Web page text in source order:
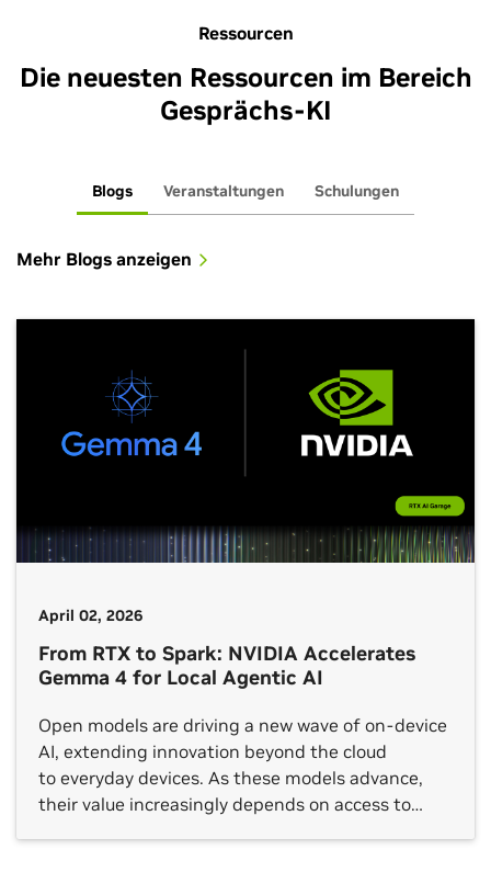
Ressourcen
Die neuesten Ressourcen im Bereich
Gesprächs-KI
Blogs Veranstaltungen Schulungen
Mehr Blogs anzeigen
April 02, 2026
From RTX to Spark: NVIDIA Accelerates
Gemma 4 for Local Agentic AI
Open models are driving a new wave of on-device
AI, extending innovation beyond the cloud
to everyday devices. As these models advance,
their value increasingly depends on access to